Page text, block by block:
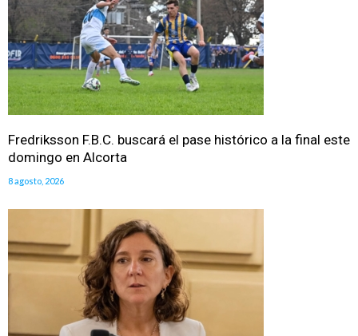
Fredriksson F.B.C. buscará el pase histórico a la final este
domingo en Alcorta
8 agosto, 2026